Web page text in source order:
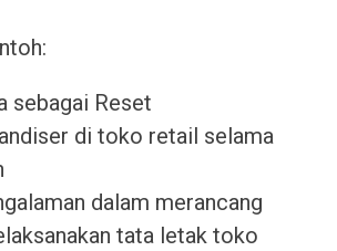
sebagai Reset
di toko retail selama
dalam merancang
tata letak toko